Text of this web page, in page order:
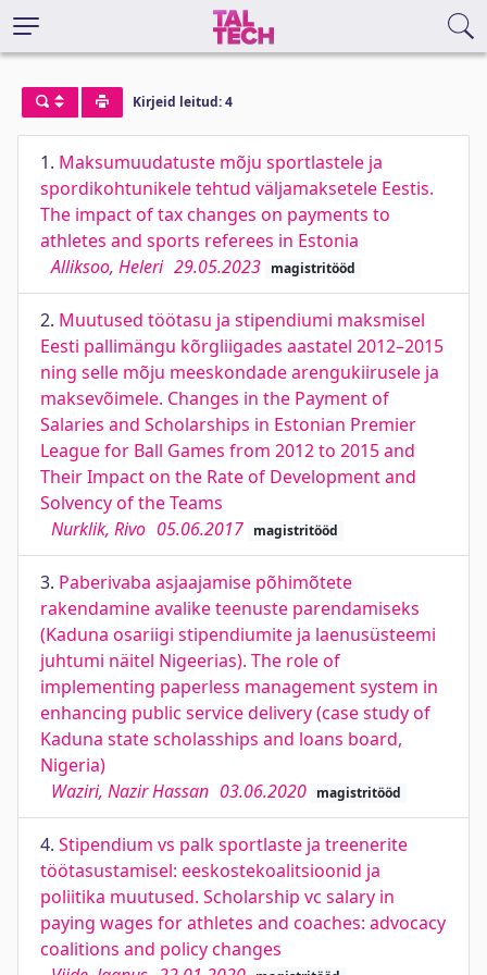
Kirjeid leitud: 4
1. Maksumuudatuste mõju sportlastele ja
spordikohtunikele tehtud väljamaksetele Eestis.
The impact of tax changes on payments to
athletes and sports referees in Estonia
Alliksoo, Heleri 29.05.2023 magistritööd
2. Muutused töötasu ja stipendiumi maksmisel
Eesti pallimängu kõrgliigades aastatel 2012–2015
ning selle mõju meeskondade arengukiirusele ja
maksevõimele. Changes in the Payment of
Salaries and Scholarships in Estonian Premier
League for Ball Games from 2012 to 2015 and
Their Impact on the Rate of Development and
Solvency of the Teams
Nurklik, Rivo 05.06.2017 magistritööd
3. Paberivaba asjaajamise põhimõtete
rakendamine avalike teenuste parendamiseks
(Kaduna osariigi stipendiumite ja laenusüsteemi
juhtumi näitel Nigeerias). The role of
implementing paperless management system in
enhancing public service delivery (case study of
Kaduna state scholasships and loans board,
Nigeria)
Waziri, Nazir Hassan 03.06.2020 magistritööd
4. Stipendium vs palk sportlaste ja treenerite
töötasustamisel: eeskostekoalitsioonid ja
poliitika muutused. Scholarship vc salary in
paying wages for athletes and coaches: advocacy
coalitions and policy changes